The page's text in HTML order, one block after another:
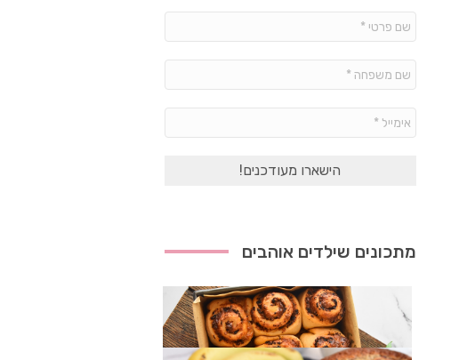
פרטי
משפחה
*
מתכונים שילדים אוהבים